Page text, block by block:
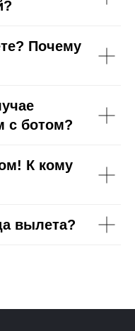
Почему
с ботом?
К кому
вылета?